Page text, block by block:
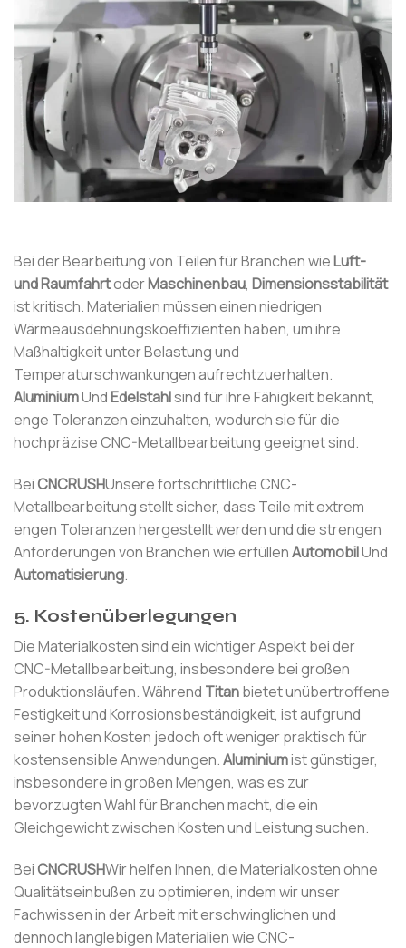
Bei der Bearbeitung von Teilen für Branchen wieLuft-
und RaumfahrtoderMaschinenbau, Dimensionsstabilität
ist kritisch. Materialien müssen einen niedrigen
Wärmeausdehnungskoeffizienten haben, um ihre
Maßhaltigkeit unter Belastung und
Temperaturschwankungen aufrechtzuerhalten.
AluminiumUndEdelstahlsind für ihre Fähigkeit bekannt,
enge Toleranzen einzuhalten, wodurch sie für die
hochpräzise CNC-Metallbearbeitung geeignet sind.
BeiCNCRUSHUnsere fortschrittliche CNC-
Metallbearbeitung stellt sicher, dass Teile mit extrem
engen Toleranzen hergestellt werden und die strengen
Anforderungen von Branchen wie erfüllenAutomobilUnd
Automatisierung.
5. Kostenüberlegungen
Die Materialkosten sind ein wichtiger Aspekt bei der
CNC-Metallbearbeitung, insbesondere bei großen
Produktionsläufen. Während Titanbietet unübertroffene
Festigkeit und Korrosionsbeständigkeit, ist aufgrund
seiner hohen Kosten jedoch oft weniger praktisch für
kostensensible Anwendungen.Aluminiumist günstiger,
insbesondere in großen Mengen, was es zur
bevorzugten Wahl für Branchen macht, die ein
Gleichgewicht zwischen Kosten und Leistung suchen.
BeiCNCRUSHWir helfen Ihnen, die Materialkosten ohne
Qualitätseinbußen zu optimieren, indem wir unser
Fachwissen in der Arbeit mit erschwinglichen und
dennoch langlebigen Materialien wie CNC-